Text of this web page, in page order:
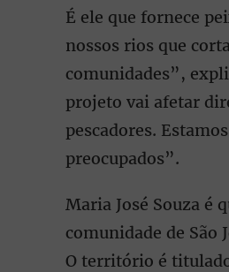
É ele que fornece
nossos rios que
comunidades”,
projeto vai afetar
pescadores.
preocupados”.
Maria José Souza é
comunidade de São
O território é